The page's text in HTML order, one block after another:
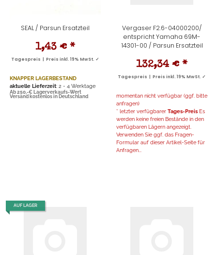
SEAL / Parsun Ersatzteil
1,43 € *
Tagespreis | Preis inkl. 19% MwSt. ✓
KNAPPER LAGERBESTAND
aktuelle Lieferzeit: 2 - 4 Werktage
Ab 250,-€ Lagerverkaufs-Wert
Versand kostenlos in Deutschland
Vergaser F2.6-04000200/
entspricht Yamaha 69M-
14301-00 / Parsun Ersatzteil
132,34 € *
Tagespreis | Preis inkl. 19% MwSt. ✓
momentan nicht verfügbar (ggf. bitte
anfragen)
* letzter verfügbarer Tages-Preis Es
werden keine freien Bestände in den
verfügbaren Lägern angezeigt.
Verwenden Sie ggf. das Fragen-
Formular auf dieser Artikel-Seite für
Anfragen...
AUF LAGER